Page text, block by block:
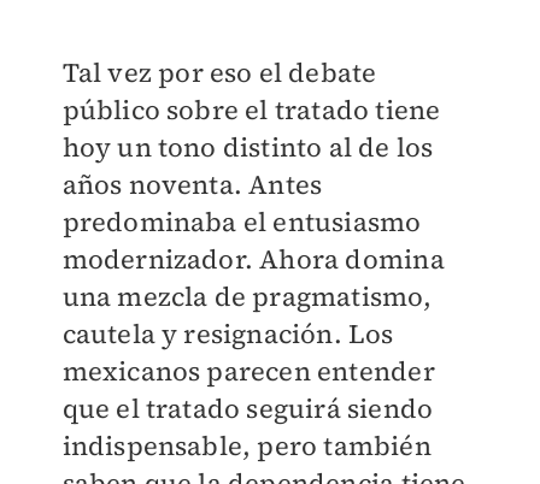
Tal vez por eso el debate
público sobre el tratado tiene
hoy un tono distinto al de los
años noventa. Antes
predominaba el entusiasmo
modernizador. Ahora domina
una mezcla de pragmatismo,
cautela y resignación. Los
mexicanos parecen entender
que el tratado seguirá siendo
indispensable, pero también